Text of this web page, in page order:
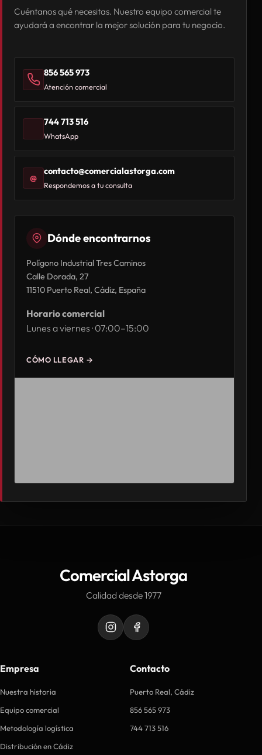
Cuéntanos qué necesitas. Nuestro equipo comercial te
ayudará a encontrar la mejor solución para tu negocio.
856 565 973
Atención comercial
744 713 516
WhatsApp
@
contacto@comercialastorga.com
Respondemos a tu consulta
Dónde encontrarnos
Polígono Industrial Tres Caminos
Calle Dorada, 27
11510 Puerto Real, Cádiz, España
Horario comercial
Lunes a viernes · 07:00–15:00
CÓMO LLEGAR →
Comercial Astorga
Calidad desde 1977
Empresa
Nuestra historia
Equipo comercial
Metodología logística
Distribución en Cádiz
Contacto
Puerto Real, Cádiz
856 565 973
744 713 516